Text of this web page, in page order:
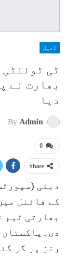
کھیل
ٹی
دیا
By Admin
0
Share